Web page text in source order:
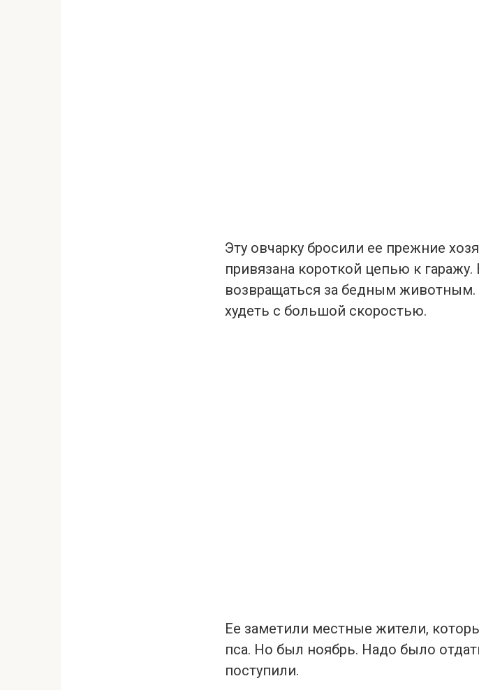
Эту овчарку бросили ее прежние
привязана короткой цепью к
возвращаться за бедным
худеть с большой скоростью.
Ее заметили местные жители,
пса. Но был ноябрь. Надо было
поступили.